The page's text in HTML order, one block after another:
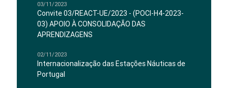
03/11/2023
Convite 03/REACT-UE/2023 - (POCI-H4-2023-
03) APOIO À CONSOLIDAÇÃO DAS
APRENDIZAGENS
02/11/2023
Internacionalização das Estações Náuticas de
Portugal